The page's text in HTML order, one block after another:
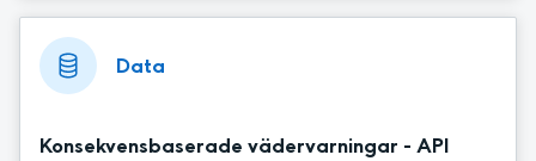
Data
Konsekvensbaserade vädervarningar - API